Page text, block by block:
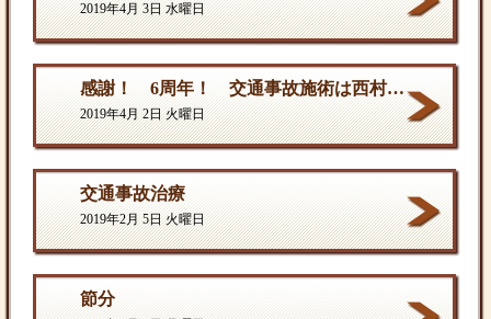
2019年4月 3日 水曜日
感謝！ 6周年！ 交通事故施術は西村ひでき接骨院
2019年4月 2日 火曜日
交通事故治療
2019年2月 5日 火曜日
節分